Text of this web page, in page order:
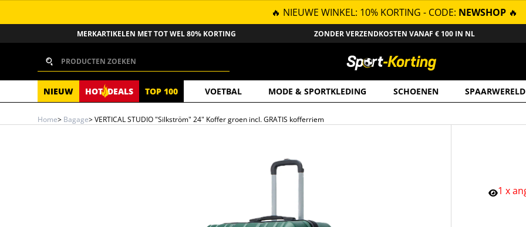
GA NAAR INHOUD
🔥 NIEUWE WINKEL: 10% KORTING - CODE: NEWSHOP 🔥
MERKARTIKELEN MET TOT WEL 80% KORTING ZONDER VERZENDKOSTEN VANAF € 100 IN NL
NIEUW HOT DEALS TOP 100 VOETBAL MODE & SPORTKLEDING SCHOENEN SPAARWERELD
Zoeken
Home> Bagage>VERTICAL STUDIO "Silkström" 24" Koffer groen incl. GRATIS kofferriem
1x